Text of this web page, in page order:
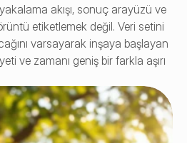
akışı, sonuç arayüzü ve
etiketlemek değil. Veri setini
varsayarak inşaya başlayan
ve zamanı geniş bir farkla aşırı